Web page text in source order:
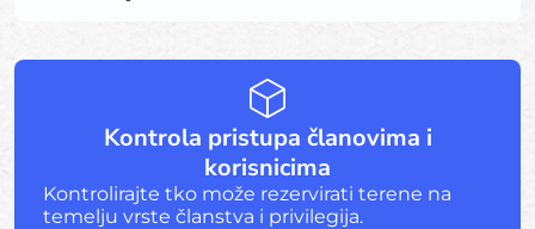
Kontrola pristupa članovima i
korisnicima
Kontrolirajte tko može rezervirati terene na
temelju vrste članstva i privilegija.